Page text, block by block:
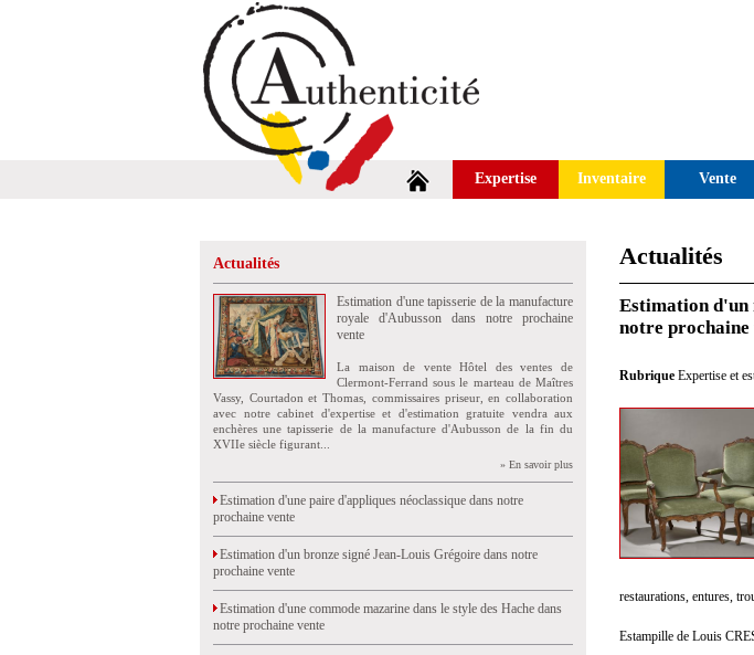
Expertise Inventaire Vente
Actualités
Estimation d'une tapisserie de la manufacture
royale d'Aubusson dans notre prochaine
vente
La maison de vente Hôtel des ventes de
Clermont-Ferrand sous le marteau de Maîtres
Vassy, Courtadon et Thomas, commissaires priseur, en collaboration
avec notre cabinet d'expertise et d'estimation gratuite vendra aux
enchères une tapisserie de la manufacture d'Aubusson de la fin du
XVIIe siècle figurant...
» En savoir plus
Estimation d'une paire d'appliques néoclassique dans notre
prochaine vente
Estimation d'un bronze signé Jean-Louis Grégoire dans notre
prochaine vente
Estimation d'une commode mazarine dans le style des Hache dans
notre prochaine vente
Actualités
Estimation d'un
notre prochaine
Rubrique Expertise et
restaurations, entures,
Estampille de Louis